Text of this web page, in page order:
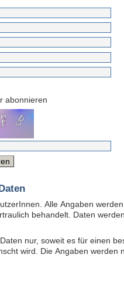
abonnieren
Alle Angaben
behandelt. Daten
nur, soweit es für einen
wird. Die Angaben werden